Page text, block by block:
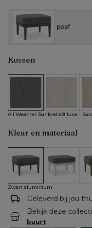
poef
Kussen
All Weather Sunbrella®
All Weather
All Weather Sunbrella® luxe -
Kleur en materiaal
Zwart aluminium
Beige
Zwart aluminium
Geleverd bij jou
Bekijk deze
buurt